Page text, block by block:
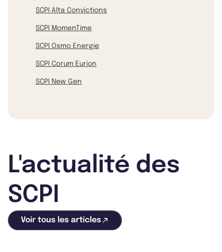
SCPI Alta Convictions
SCPI MomenTime
SCPI Osmo Energie
SCPI Corum Eurion
SCPI New Gen
L'actualité des
SCPI
Voir tous les articles